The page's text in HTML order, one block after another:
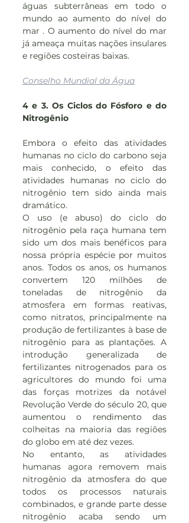
águas subterrâneas em todo o
mundo ao aumento do nível do
mar . O aumento do nível do mar
já ameaça muitas nações insulares
e regiões costeiras baixas.
Conselho Mundial da Água
4 e 3. Os Ciclos do Fósforo e do
Nitrogênio
Embora o efeito das atividades
humanas no ciclo do carbono seja
mais conhecido, o efeito das
atividades humanas no ciclo do
nitrogênio tem sido ainda mais
dramático.
O uso (e abuso) do ciclo do
nitrogênio pela raça humana tem
sido um dos mais benéficos para
nossa própria espécie por muitos
anos. Todos os anos, os humanos
convertem 120 milhões de
toneladas de nitrogênio da
atmosfera em formas reativas,
como nitratos, principalmente na
produção de fertilizantes à base de
nitrogênio para as plantações. A
introdução generalizada de
fertilizantes nitrogenados para os
agricultores do mundo foi uma
das forças motrizes da notável
Revolução Verde do século 20, que
aumentou o rendimento das
colheitas na maioria das regiões
do globo em até dez vezes.
No entanto, as atividades
humanas agora removem mais
nitrogênio da atmosfera do que
todos os processos naturais
combinados, e grande parte desse
nitrogênio acaba sendo um